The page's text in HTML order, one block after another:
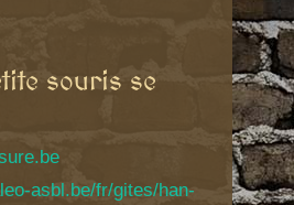
souris se
asbl.be/fr/gites/han-